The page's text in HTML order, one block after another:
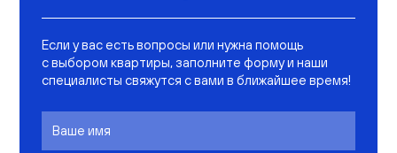
Если у вас есть вопросы или нужна помощь
с выбором квартиры, заполните форму и наши
специалисты свяжутся с вами в ближайшее время!